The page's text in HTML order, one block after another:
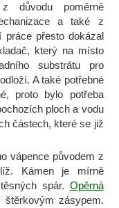
důvodu poměrně
a také z
práce přesto dokázal
který na místo
substrátu pro
A také potřebné
proto bylo potřeba
ploch a vodu
částech, které se již
vápence původem z
Kámen je mírně
spár. Opěrná
zásypem.